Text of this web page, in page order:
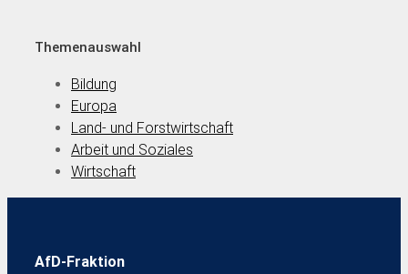
Themenauswahl
Bildung
Europa
Land- und Forstwirtschaft
Arbeit und Soziales
Wirtschaft
AfD-Fraktion